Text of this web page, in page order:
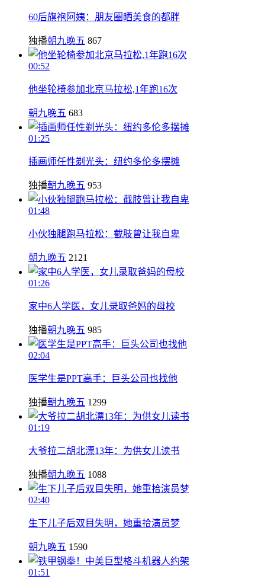
60后旗袍阿姨：朋友圈晒美食的都胖
独播朝九晚五 867
00:52
他坐轮椅参加北京马拉松,1年跑16次
朝九晚五 683
01:25
插画师任性剃光头：纽约多伦多摆摊
独播朝九晚五 953
01:48
小伙独腿跑马拉松：截肢曾让我自卑
朝九晚五 2121
01:26
家中6人学医，女儿录取爸妈的母校
独播朝九晚五 985
02:04
医学生是PPT高手：巨头公司也找他
独播朝九晚五 1299
01:19
大爷拉二胡北漂13年：为供女儿读书
独播朝九晚五 1088
02:40
生下儿子后双目失明，她重拾演员梦
朝九晚五 1590
01:51